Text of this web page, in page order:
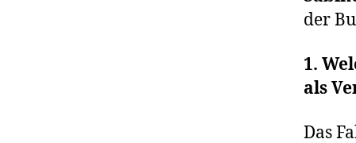
der
1.
als
Das